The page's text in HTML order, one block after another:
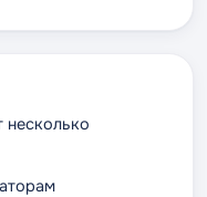
несколько